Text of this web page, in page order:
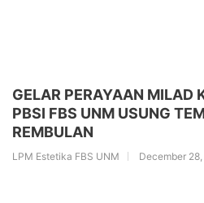
GELAR PERAYAAN MILAD
PBSI FBS UNM USUNG
REMBULAN
LPM Estetika FBS UNM December